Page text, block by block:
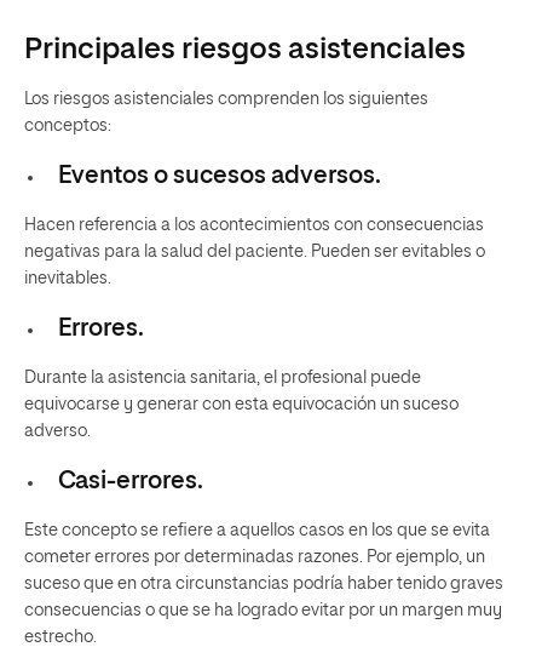
Principales riesgos asistenciales
Los riesgos asistenciales comprenden los siguientes
conceptos:
Eventos o sucesos adversos.
Hacen referencia a los acontecimientos con consecuencias
negativas para la salud del paciente. Pueden ser evitables o
inevitables.
Errores.
Durante la asistencia sanitaria, el profesional puede
equivocarse y generar con esta equivocación un suceso
adverso.
Casi-errores.
Este concepto se refiere a aquellos casos en los que se evita
cometer errores por determinadas razones. Por ejemplo, un
suceso que en otra circunstancias podría haber tenido graves
consecuencias o que se ha logrado evitar por un margen muy
estrecho.